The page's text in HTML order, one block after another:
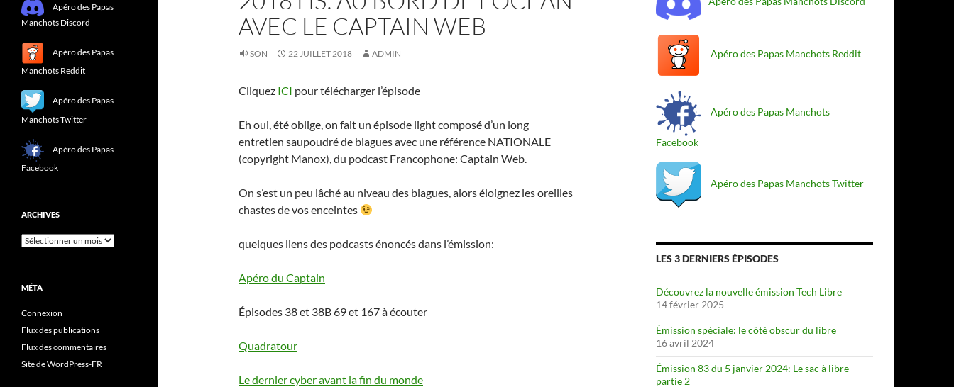
AVEC LE CAPTAIN WEB
SON 22 JUILLET 2018 ADMIN
Cliquez ICI pour télécharger l’épisode
Eh oui, été oblige, on fait un épisode light composé d’un long
entretien saupoudré de blagues avec une référence NATIONALE
(copyright Manox), du podcast Francophone: Captain Web.
On s’est un peu lâché au niveau des blagues, alors éloignez les oreilles
chastes de vos enceintes
quelques liens des podcasts énoncés dans l’émission:
Apéro du Captain
Épisodes 38 et 38B 69 et 167 à écouter
Quadratour
Le dernier cyber avant la fin du monde
Apéro des Papas Manchots Reddit
Apéro des Papas Manchots
Facebook
Apéro des Papas Manchots Twitter
LES 3 DERNIERS ÉPISODES
Découvrez la nouvelle émission Tech Libre
14 février 2025
Émission spéciale: le côté obscur du libre
16 avril 2024
Émission 83 du 5 janvier 2024: Le sac à libre
partie 2
Apéro des Papas
Manchots Discord
Apéro des Papas
Manchots Reddit
Apéro des Papas
Manchots Twitter
Apéro des Papas
Facebook
ARCHIVES
Archives
MÉTA
Connexion
Flux des publications
Flux des commentaires
Site de WordPress-FR